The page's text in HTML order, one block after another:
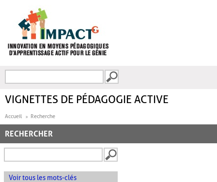
FORMULAIRE DE
VIGNETTES DE PÉDAGOGIE ACTIVE
Accueil Recherche
RECHERCHER
Voir tous les mots-clés